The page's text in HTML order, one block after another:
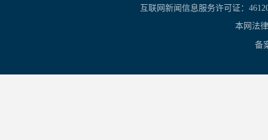
互联网新闻信息服务许可证：
本网法
备